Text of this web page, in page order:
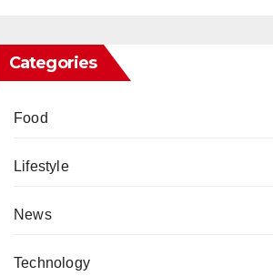
Categories
Food
Lifestyle
News
Technology